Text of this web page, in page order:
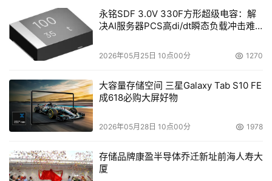
能知道该产品能恰如其分地满足行业需求。
总部位于荷兰的Stamhuis公司成立于1926年，该公司一直
是零售店设计和改造领域的专家，也是我们最早的测试版用
反馈。从超市、餐厅到便利店，欧特克的团队在进行每个项
目时都将用户视为密切合作的伙伴，并针对特定的零售需求
来建立定制化的解决方案。考虑到设计、承建和安装方面存
势，因为这关系到节省时间和成本的重要问题。
永铭SDF 3.0V 330F方形超级电容：解
决AI服务器PCS高di/dt瞬态负载冲击难
2026年05月25日 10点00分 1270
大容量存储空间 三星Galaxy Tab S10 FE
成618必购大屏好物
2026年05月28日 10点00分 1978
存储品牌康盈半导体乔迁新址前海人寿大
厦